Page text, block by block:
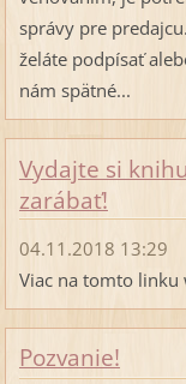
správy pre
želáte podpísať
nám spätné...
Vydajte si
zarábať!
04.11.2018 13:29
Viac na tomto
Pozvanie!